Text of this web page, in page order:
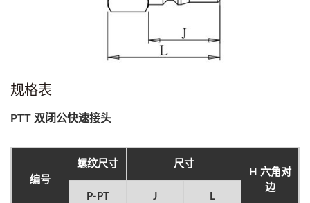
规格表
PTT 双闭公快速接头
编号
螺纹尺寸
尺寸
H 六角对
边
P-PT
J L